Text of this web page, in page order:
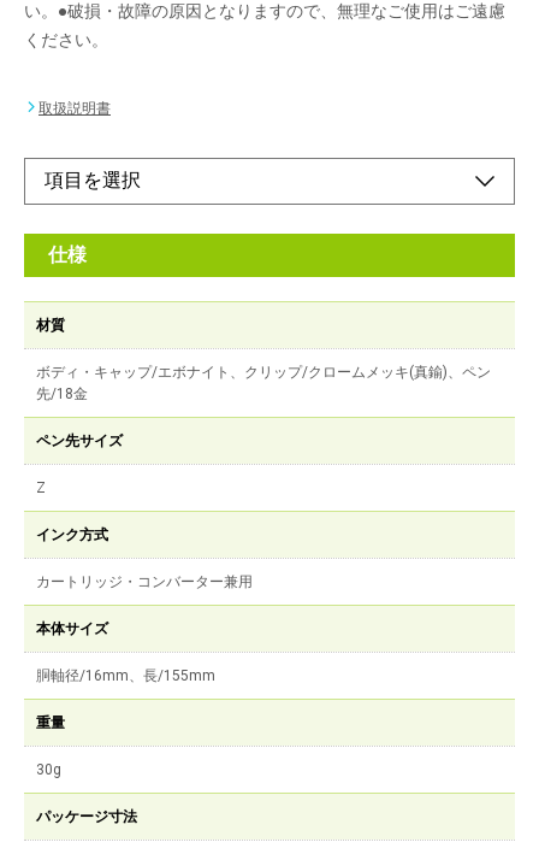
い。●破損・故障の原因となりますので、無理なご使用はご遠慮
ください。
取扱説明書
仕様
材質
ボディ・キャップ/エボナイト、クリップ/クロームメッキ(真鍮)、ペン
先/18金
ペン先サイズ
Z
インク方式
カートリッジ・コンバーター兼用
本体サイズ
胴軸径/16mm、長/155mm
重量
30g
パッケージ寸法